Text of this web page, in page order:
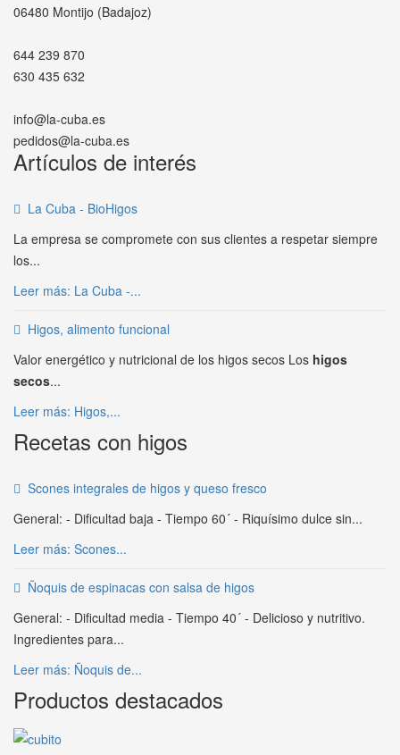
06480 Montijo (Badajoz)
644 239 870
630 435 632
info@la-cuba.es
pedidos@la-cuba.es
Artículos de interés
La Cuba - BioHigos
La empresa se compromete con sus clientes a respetar siempre
los...
Leer más: La Cuba -...
Higos, alimento funcional
Valor energético y nutricional de los higos secos Los higos
secos...
Leer más: Higos,...
Recetas con higos
Scones integrales de higos y queso fresco
General: - Dificultad baja - Tiempo 60´ - Riquísimo dulce sin...
Leer más: Scones...
Ñoquis de espinacas con salsa de higos
General: - Dificultad media - Tiempo 40´ - Delicioso y nutritivo.
Ingredientes para...
Leer más: Ñoquis de...
Productos destacados